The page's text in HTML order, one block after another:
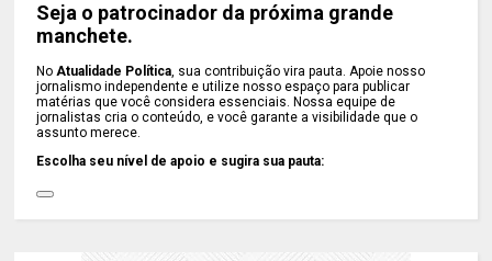
Seja o patrocinador da próxima grande
manchete.
NoAtualidade Política, sua contribuição vira pauta. Apoie nosso
jornalismo independente e utilize nosso espaço para publicar
matérias que você considera essenciais. Nossa equipe de
jornalistas cria o conteúdo, e você garante a visibilidade que o
assunto merece.
Escolha seu nível de apoio e sugira sua pauta: